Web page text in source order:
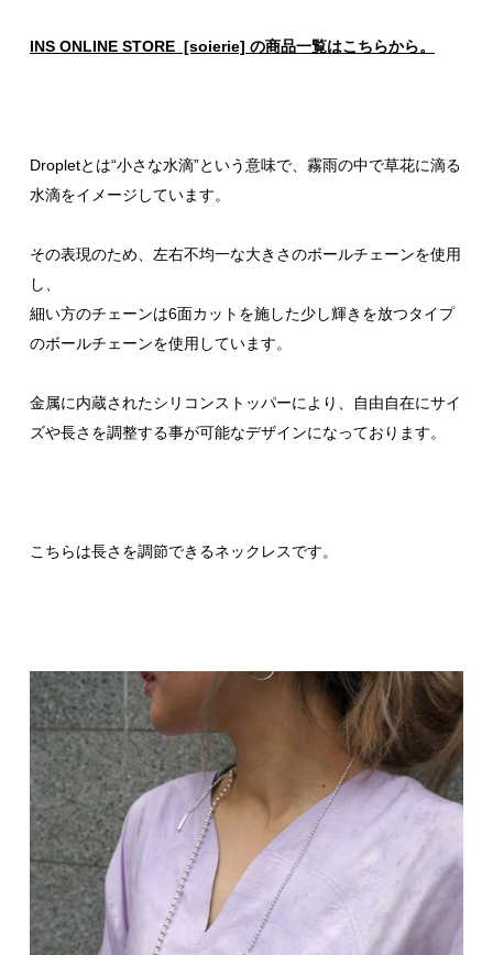
INS ONLINE STORE [soierie] の商品一覧はこちらから。
Dropletとは“小さな水滴”という意味で、霧雨の中で草花に滴る
水滴をイメージしています。
その表現のため、左右不均一な大きさのボールチェーンを使用
し、
細い方のチェーンは6面カットを施した少し輝きを放つタイプ
のボールチェーンを使用しています。
金属に内蔵されたシリコンストッパーにより、自由自在にサイ
ズや長さを調整する事が可能なデザインになっております。
こちらは長さを調節できるネックレスです。